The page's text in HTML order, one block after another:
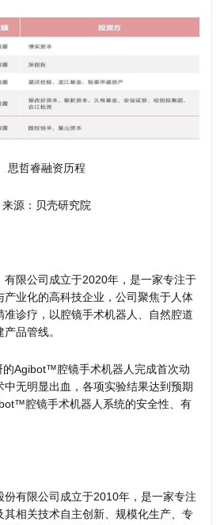
思哲睿融资历程
来源：贝壳研究院
有限公司成立于2020年，是一家专注于
产业化的高科技企业，公司聚焦于人体
准诊疗，以腔镜手术机器人、自然腔道
品管线。
Agibot™腔镜手术机器人完成首次动
无明显出血，各项实验结果达到预期
腔镜手术机器人系统的安全性、有
份有限公司成立于2010年，是一家专注
其相关技术自主创新、规模化生产、专